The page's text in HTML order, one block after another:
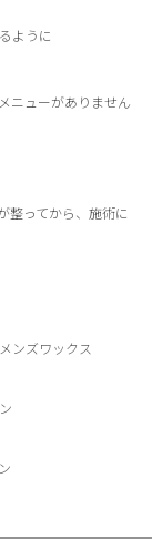
ように
ニューがありません
整ってから、施術に
ズワックス